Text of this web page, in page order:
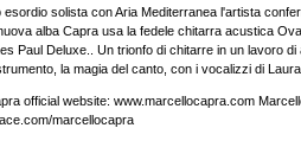
esordio solista con Aria Mediterranea l'artista
alba Capra usa la fedele chitarra acustica
Paul Deluxe.. Un trionfo di chitarre in un lavoro
la magia del canto, con i vocalizzi di
official website: www.marcellocapra.com
marcellocapra